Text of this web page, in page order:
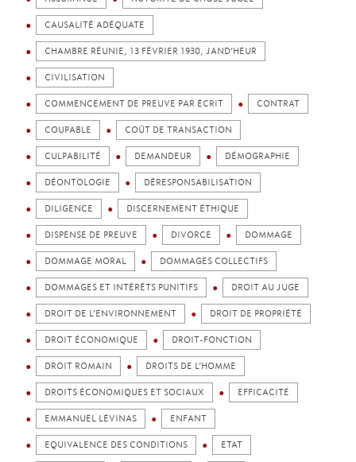
CAUSALITÉ ADÉQUATE
CHAMBRE RÉUNIE, 13 FÉVRIER 1930, JAND’HEUR
CIVILISATION
COMMENCEMENT DE PREUVE PAR ÉCRIT CONTRAT
COUPABLE COÛT DE TRANSACTION
CULPABILITÉ DEMANDEUR DÉMOGRAPHIE
DÉONTOLOGIE DÉRESPONSABILISATION
DILIGENCE DISCERNEMENT ÉTHIQUE
DISPENSE DE PREUVE DIVORCE DOMMAGE
DOMMAGE MORAL DOMMAGES COLLECTIFS
DOMMAGES ET INTÉRÊTS PUNITIFS DROIT AU JUGE
DROIT DE L’ENVIRONNEMENT DROIT DE PROPRIÉTÉ
DROIT ÉCONOMIQUE DROIT-FONCTION
DROIT ROMAIN DROITS DE L’HOMME
DROITS ÉCONOMIQUES ET SOCIAUX EFFICACITÉ
EMMANUEL LÉVINAS ENFANT
EQUIVALENCE DES CONDITIONS ETAT